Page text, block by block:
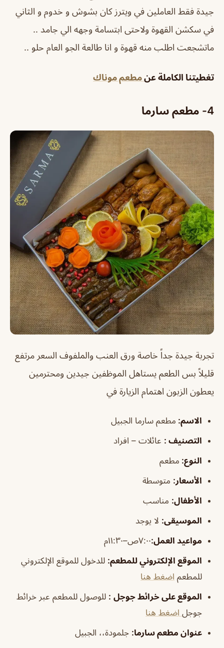
جيدة فقط العاملين في ويترز كان بشوش و خدوم و الثاني
في سكشن القهوة ولاحتى ابتسامة وجهه الي جامد ..
ماتشجعت اطلب منه قهوة و انا طالعة الجو العام حلو ..
تغطيتنا الكاملة عنمطعم موناك
4- مطعم سارما
تجربة جيدة جداً خاصة ورق العنب والملفوف السعر مرتفع
قليلاً بس الطعم يستاهل الموظفين جيدين ومحترمين
يعطون الزبون اهتمام الزيارة في
الاسم: مطعم سارما الجبيل
التصنيف : عائلات – افراد
النوع: مطعم
الأسعار: متوسطة
الأطفال: مناسب
الموسيقى: لا يوجد
مواعيد العمل:٧:٠٠ص–١١:٣٠م
الموقع الإلكتروني للمطعم: للدخول للموقع الإلكتروني
للمطعم اضغط هنا
الموقع على خرائط جوجل : للوصول للمطعم عبر خرائط
جوجل اضغط هنا
عنوان مطعم سارما: جلمودة،، الجبيل